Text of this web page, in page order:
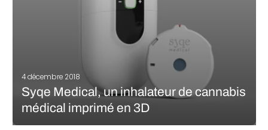
4 décembre 2018
Syqe Medical, un inhalateur de cannabis
médical imprimé en 3D